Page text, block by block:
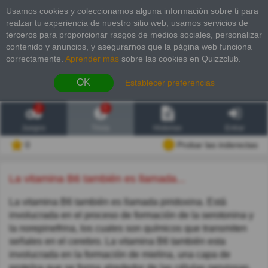
Usamos cookies y coleccionamos alguna información sobre ti para
realzar tu experiencia de nuestro sitio web; usamos servicios de
terceros para proporcionar rasgos de medios sociales, personalizar
contenido y anuncios, y asegurarnos que la página web funciona
correctamente. Aprender más sobre las cookies en Quizzclub.
OK Establecer preferencias
2
Probar las inderectas
La vitamina B6 también es llamada...
La vitamina B6 también es llamada piridoxina. Está
involucrada en el proceso de formación de la serotonina y
la norepinefrina, los cuales son químicos que transmiten
señales en el cerebro. La vitamina B6 también esta
involucrada en la formación de mielina, una capa de